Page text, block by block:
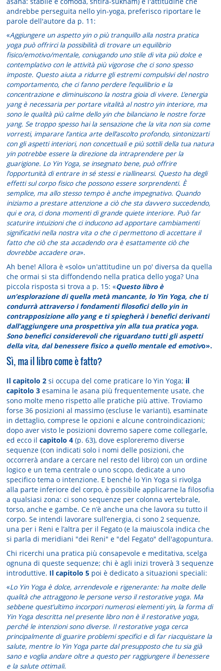
andrebbe perseguita nello yin-yoga, preferisco riportare le
parole dell'autore da p. 11:
«Aggiungere un aspetto yin o più tranquillo alla nostra pratica
yoga può offrirci la possibilità di trovare un equilibrio
fisico/emotivo/mentale, coniugando uno stile di vita più dolce e
contemplativo con le attività più vigorose che ci sono spesso
imposte. Questo aiuta a ridurre gli estremi compulsivi del nostro
comportamento, che ci fanno perdere l’equilibrio e la
concentrazione e diminuiscono la nostra gioia di vivere. L’energia
yang è necessaria per portare vitalità al nostro yin interiore, ma
sono le qualità più calme dello yin che bilanciano le nostre forze
yang. Se troppo spesso hai la sensazione che la vita non sia come
vorresti, imparare l’antica arte dell’ascolto profondo, sintonizzarti
con gli aspetti interiori, non concettuali e più sottili della tua natura
yin potrebbe essere la direzione da intraprendere per la
guarigione. Lo Yin Yoga, se insegnato bene, può offrire
l’opportunità di entrare in sé stessi e riallinearsi. Questo ha degli
effetti sul corpo fisico che possono essere sorprendenti. È
semplice, ma allo stesso tempo è anche impegnativo. Quando
iniziamo a prestare attenzione a ciò che sta davvero succedendo,
qui e ora, ci dona momenti di grande quiete interiore. Può far
scaturire intuizioni che ci inducono ad apportare cambiamenti
significativi nella nostra vita o che ci permettono di accettare il
fatto che ciò che sta accadendo ora è esattamente ciò che
dovrebbe accadere ora».
Ah bene! Allora è «solo» un'attitudine un po' diversa da quella
che ormai si sta diffondendo nella pratica dello yoga? Una
piccola risposta si trova a p. 15: «Questo libro è
un’esplorazione di quella metà mancante, lo Yin Yoga, che ti
condurrà attraverso i fondamenti filosofici dello yin in
contrapposizione allo yang e ti spiegherà i benefici derivanti
dall’aggiungere una prospettiva yin alla tua pratica yoga.
Sono benefici considerevoli che riguardano tutti gli aspetti
della vita, dal benessere fisico a quello mentale ed emotivo».
Sì, ma il libro come è fatto?
Il capitolo 2 si occupa del come praticare lo Yin Yoga; il
capitolo 3 esamina le asana più frequentemente usate, che
sono molte meno rispetto alle pratiche più attive. Troviamo
forse 36 posizioni al massimo (escluse le varianti), esaminate
in dettaglio, comprese le opzioni e alcune controindicazioni;
dopo aver visto le posizioni dovremo sapere come collegarle,
ed ecco il capitolo 4 (p. 63), dove esploreremo diverse
sequenze (con indicati solo i nomi delle posizioni, che
occorrerà andare a cercare nel resto del libro) con un ordine
logico e un tema centrale o uno scopo, dedicate a uno
specifico tema o intenzione. E benché lo Yin Yoga si rivolga
alla parte inferiore del corpo, è possibile applicarne la filosofia
a qualsiasi zona: ci sono sequenze per colonna vertebrale,
torso, anche e gambe. Ce n’è anche una che lavora su tutto il
corpo. Se intendi lavorare sull’energia, ci sono 2 sequenze,
una per i Reni e l’altra per il Fegato (e la maiuscola indica che
si parla di meridiani "dei Reni" e "del Fegato" dell'agopuntura.
Chi ricerchi una pratica più consapevole e meditativa, scelga
ognuna di queste sequenze; chi è agli inizi troverà 3 sequenze
introduttive. Il capitolo 5 poi è dedicato a situazioni speciali:
«Lo Yin Yoga è dolce, arrendevole e rigenerante: ha molte delle
qualità che attraggono le persone verso il restorative yoga. Ma
sebbene quest’ultimo incorpori numerosi elementi yin, la forma di
Yin Yoga descritta nel presente libro non è il restorative yoga,
perché le intenzioni sono diverse. Il restorative yoga cerca
principalmente di guarire problemi specifici e di far riacquistare la
salute, mentre lo Yin Yoga parte dal presupposto che tu sia già
sano e voglia andare oltre a questo per raggiungere il benessere
e la salute ottimali.